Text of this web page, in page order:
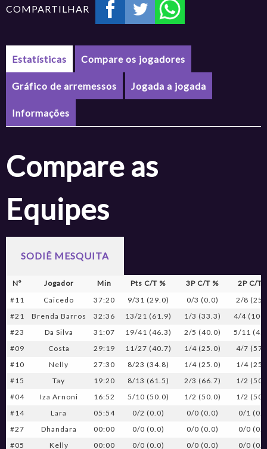
COMPARTILHAR
Estatísticas Compare os jogadores
Gráfico de arremessos Jogada a jogada
Informações
Compare as
Equipes
SODIÊ MESQUITA
Nº Jogador Min Pts C/T % 3P C/T %
2P C/T
#11
Caicedo 37:20 9/31 (29.0) 0/3 (0.0)
2/8
#21
Brenda Barros 32:36 13/21 (61.9) 1/3 (33.3)
4/4
#23
Da Silva 31:07 19/41 (46.3) 2/5 (40.0)
5/11
#09
Costa 29:19 11/27 (40.7) 1/4 (25.0)
4/7
#10
Nelly 27:30 8/23 (34.8) 1/4 (25.0)
1/4
#15
Tay 19:20 8/13 (61.5) 2/3 (66.7)
1/2
#04
Iza Arnoni 16:52 5/10 (50.0) 1/2 (50.0)
1/2
#14
Lara 05:54 0/2 (0.0) 0/0 (0.0)
0/1
#27
Dhandara 00:00 0/0 (0.0) 0/0 (0.0)
0/0
#05
Kelly 00:00 0/0 (0.0) 0/0 (0.0) 0/0